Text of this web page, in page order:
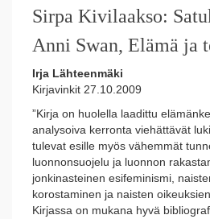
Sirpa Kivilaakso:
Anni Swan, Elämä ja
Irja Lähteenmäki
Kirjavinkit 27.10.2009
”Kirja on huolella laadittu
analysoiva kerronta viehättävät
tulevat esille myös vähemmät
luonnonsuojelu ja luonnon
jonkinasteinen esifeminismi,
korostaminen ja naisten
Kirjassa on mukana hyvä